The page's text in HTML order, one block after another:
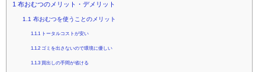
1 布おむつのメリット・デメリット
1.1 布おむつを使うことのメリット
1.1.1 トータルコストが安い
1.1.2 ゴミを出さないので環境に優しい
1.1.3 買出しの手間が省ける